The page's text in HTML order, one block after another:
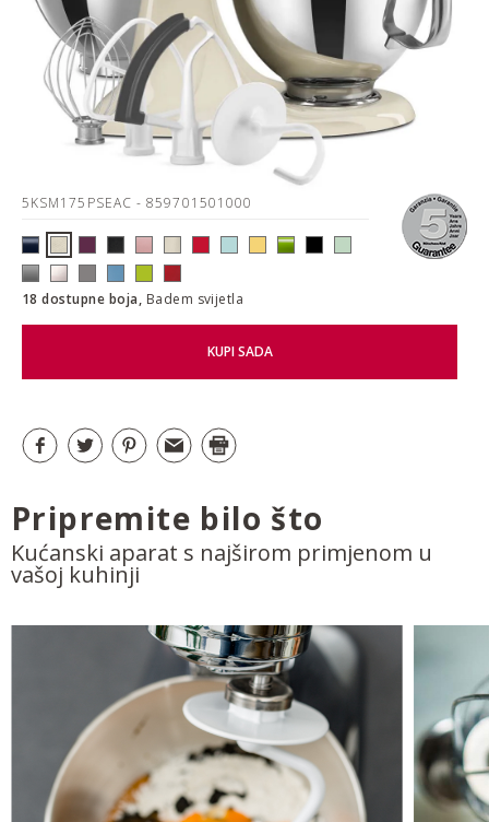
5KSM175PSEAC- 859701501000
18 dostupne boja, Badem svijetla
KUPI SADA
Pripremite bilo što
Kućanski aparat s najširom primjenom u
vašoj kuhinji